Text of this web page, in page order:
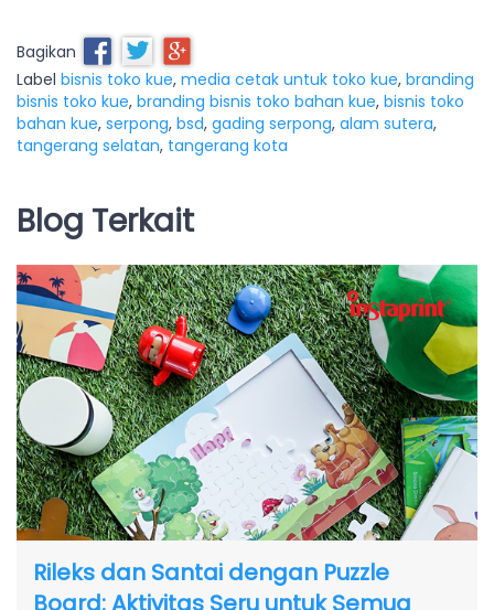
Bagikan
Label bisnis toko kue, media cetak untuk toko kue, branding
bisnis toko kue, branding bisnis toko bahan kue, bisnis toko
bahan kue, serpong, bsd, gading serpong, alam sutera,
tangerang selatan, tangerang kota
Blog Terkait
Rileks dan Santai dengan Puzzle
Board: Aktivitas Seru untuk Semua